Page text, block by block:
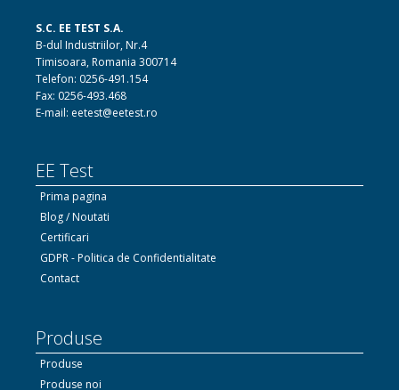
S.C. EE TEST S.A.
B-dul Industriilor, Nr.4
Timisoara, Romania 300714
Telefon: 0256-491.154
Fax: 0256-493.468
E-mail: eetest@eetest.ro
EE Test
Prima pagina
Blog / Noutati
Certificari
GDPR - Politica de Confidentialitate
Contact
Produse
Produse
Produse noi